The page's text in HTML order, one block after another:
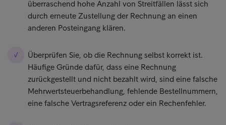
überraschend hohe Anzahl von Streitfällen lässt sich
durch erneute Zustellung der Rechnung an einen
anderen Posteingang klären.
Überprüfen Sie, ob die Rechnung selbst korrekt ist.
Häufige Gründe dafür, dass eine Rechnung
zurückgestellt und nicht bezahlt wird, sind eine falsche
Mehrwertsteuerbehandlung, fehlende Bestellnummern,
eine falsche Vertragsreferenz oder ein Rechenfehler.